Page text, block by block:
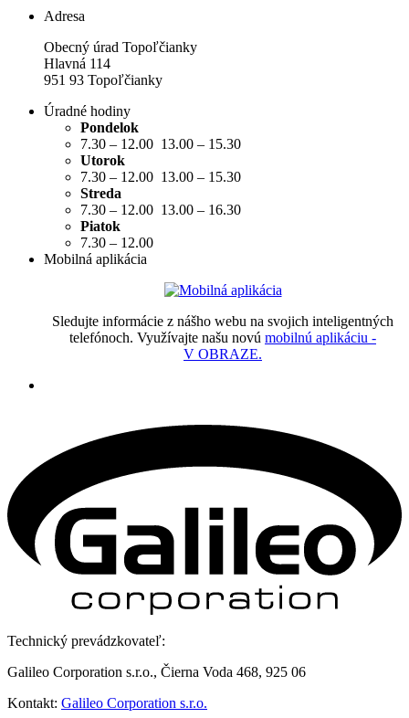
Adresa
Obecný úrad Topoľčianky
Hlavná 114
951 93 Topoľčianky
Úradné hodiny
Pondelok
7.30 – 12.00 13.00 – 15.30
Utorok
7.30 – 12.00 13.00 – 15.30
Streda
7.30 – 12.00 13.00 – 16.30
Piatok
7.30 – 12.00
Mobilná aplikácia
Sledujte informácie z nášho webu na svojich inteligentných
telefónoch. Využívajte našu novú mobilnú aplikáciu -
V OBRAZE.
Technický prevádzkovateľ:
Galileo Corporation s.r.o., Čierna Voda 468, 925 06
Kontakt: Galileo Corporation s.r.o.